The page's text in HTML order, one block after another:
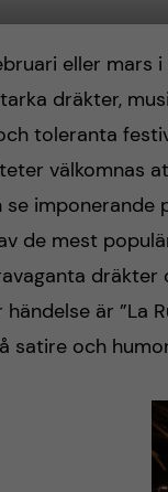
eller mars
dräkter,
toleranta
välkomnas
se
de mest
är ”La
satire och